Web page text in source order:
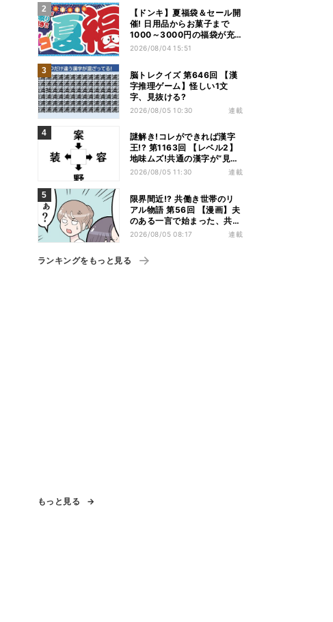
【ドンキ】夏福袋＆セール開
催! 日用品からお菓子まで
1000～3000円の福袋が充
実、家電やアパレルなど人気
2026/08/04 15:51
脳トレクイズ 第646回 【漢
字推理ゲーム】怪しい1文
字、見抜ける?
2026/08/05 10:30 連載
謎解き!コレができれば漢字
王!? 第1163回 【レベル2】
地味ムズ!共通の漢字が“見え
てこない”…
2026/08/05 11:30 連載
限界間近!? 共働き世帯のリ
アル物語 第56回 【漫画】夫
のある一言で始まった、共働
き夫婦の言い合い。妻も思わ
2026/08/05 08:17 連載
ランキングをもっと見る
もっと見る